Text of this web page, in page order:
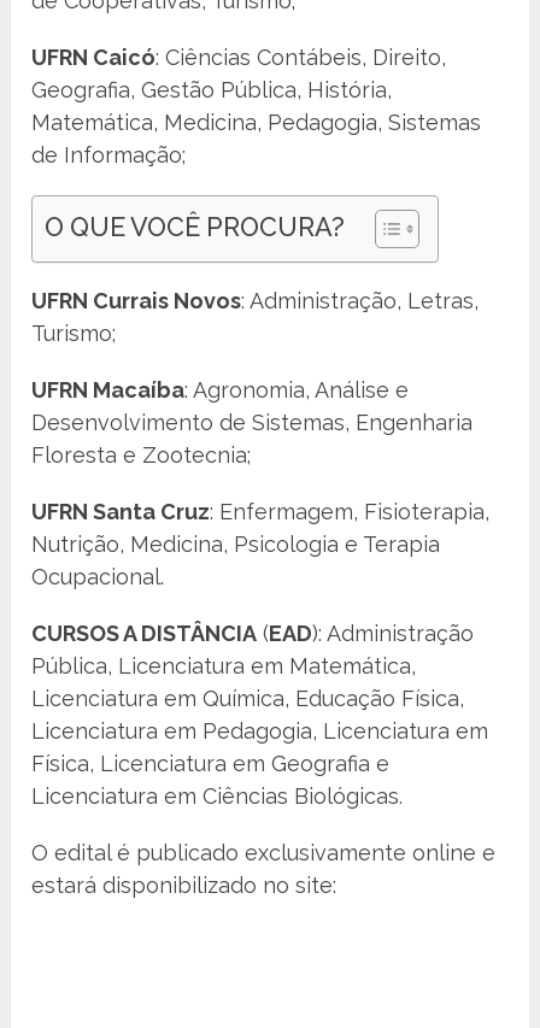
UFRN Caicó: Ciências Contábeis, Direito,
Geografia, Gestão Pública, História,
Matemática, Medicina, Pedagogia, Sistemas
de Informação;
O QUE VOCÊ PROCURA?
UFRN Currais Novos: Administração, Letras,
Turismo;
UFRN Macaíba: Agronomia, Análise e
Desenvolvimento de Sistemas, Engenharia
Floresta e Zootecnia;
UFRN Santa Cruz: Enfermagem, Fisioterapia,
Nutrição, Medicina, Psicologia e Terapia
Ocupacional.
CURSOS A DISTÂNCIA (EAD): Administração
Pública, Licenciatura em Matemática,
Licenciatura em Química, Educação Física,
Licenciatura em Pedagogia, Licenciatura em
Física, Licenciatura em Geografia e
Licenciatura em Ciências Biológicas.
O edital é publicado exclusivamente online e
estará disponibilizado no site: